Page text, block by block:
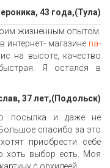
43 года,(Тула)
жизненным опытом.
интернет- магазине na-
на высоте, качество
Я остался в
37 лет,(Подольск)
посылка и даже не
спасибо за это
приобрести себе
хоть выбор есть. Моя